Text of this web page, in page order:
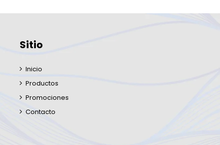
Sitio
Inicio
Productos
Promociones
Contacto